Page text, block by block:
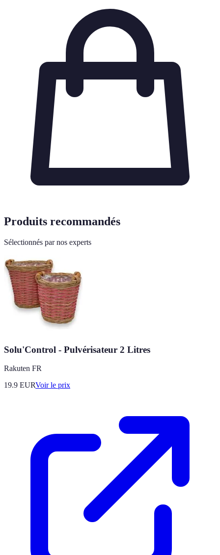
Produits recommandés
Sélectionnés par nos experts
Solu'Control - Pulvérisateur 2 Litres
Rakuten FR
19.9 EURVoir le prix